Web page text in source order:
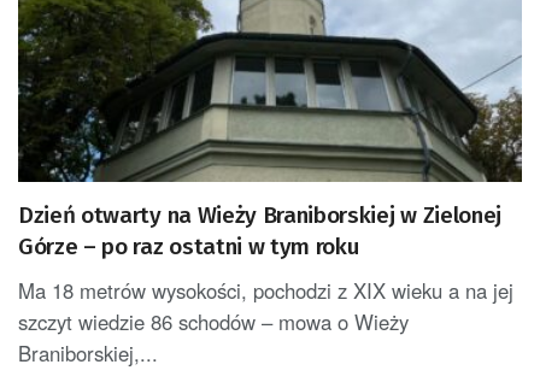
Dzień otwarty na Wieży Braniborskiej w Zielonej
Górze – po raz ostatni w tym roku
Ma 18 metrów wysokości, pochodzi z XIX wieku a na jej
szczyt wiedzie 86 schodów – mowa o Wieży
Braniborskiej,...